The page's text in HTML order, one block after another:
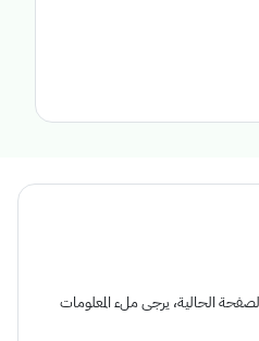
الحالية، يرجى ملء المعلومات